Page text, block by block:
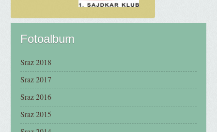
Fotoalbum
Sraz 2018
Sraz 2017
Sraz 2016
Sraz 2015